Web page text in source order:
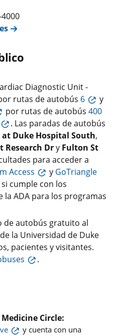
Diagnostic Unit -
rutas de autobús 6
y
por rutas de autobús 400
. Las paradas de autobús
Duke Hospital South,
Research Dry Fulton St
para acceder a
Access y GoTriangle
cumple con los
ADA para los programas
de autobús gratuito al
la Universidad de Duke
pacientes y visitantes.
.
Circle:
y cuenta con una